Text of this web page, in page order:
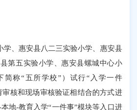
学、惠安县八二三实验小学、惠安县
第五实验小学、惠安县螺城中心小
简称“ 五所学校” ）试行“ 入学一件
审核和现场审核验证相结合的方式进
本地-教育入学“一件事”模块等入口进